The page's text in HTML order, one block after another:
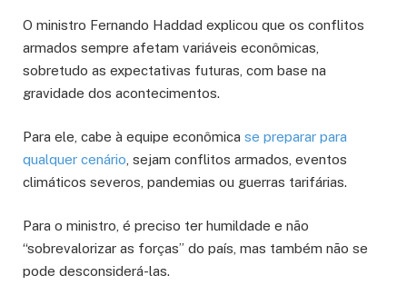
O ministro Fernando Haddad explicou que os conflitos
armados sempre afetam variáveis econômicas,
sobretudo as expectativas futuras, com base na
gravidade dos acontecimentos.
Para ele, cabe à equipe econômica se preparar para
qualquer cenário , sejam conflitos armados, eventos
climáticos severos, pandemias ou guerras tarifárias.
Para o ministro, é preciso ter humildade e não
“sobrevalorizar as forças” do país, mas também não se
pode desconsiderá-las.